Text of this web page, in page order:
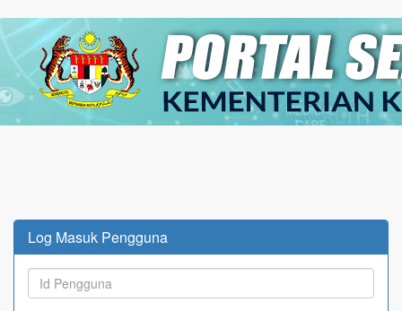
Log Masuk Pengguna